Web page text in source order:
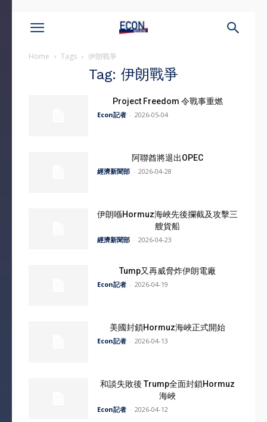
Home Tags 伊朗戰爭
Tag: 伊朗戰爭
Project Freedom 令戰事重燃
Econ記者 - 2026-05-04
阿聯酋將退出OPEC
經濟新聞部 - 2026-04-28
伊朗喺Hormuz海峽先後攔截及攻擊三
艘貨船
經濟新聞部 - 2026-04-23
Tump又再威脅炸伊朗電廠
Econ記者 - 2026-04-19
美國封鎖Hormuz海峽正式開始
Econ記者 - 2026-04-13
和談失敗後 Trump全面封鎖Hormuz
海峽
Econ記者 - 2026-04-12